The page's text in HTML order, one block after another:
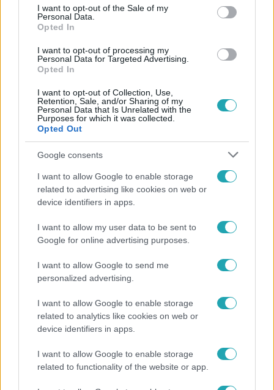
consent section.
I want to opt-out of the Sale of my
Personal Data.
Opted In
I want to opt-out of processing my
Personal Data for Targeted Advertising.
Opted In
I want to opt-out of Collection, Use,
Retention, Sale, and/or Sharing of my
Personal Data that Is Unrelated with the
Purposes for which it was collected.
Opted Out
Google consents
I want to allow Google to enable storage
related to advertising like cookies on web or
device identifiers in apps.
I want to allow my user data to be sent to
Google for online advertising purposes.
I want to allow Google to send me
personalized advertising.
I want to allow Google to enable storage
related to analytics like cookies on web or
device identifiers in apps.
I want to allow Google to enable storage
related to functionality of the website or app.
Népszerű
Ennek a 3 csillagjegynek sorsfordító találkozást